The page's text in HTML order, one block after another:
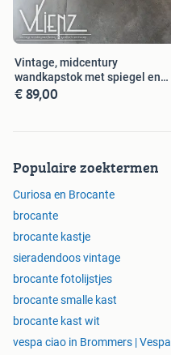
Vintage, midcentury
wandkapstok met spiegel en
hoedenrek
€ 89,00
Populaire zoektermen
Curiosa en Brocante
brocante
brocante kastje
sieradendoos vintage
brocante fotolijstjes
brocante smalle kast
brocante kast wit
vespa ciao in Brommers | Vespa